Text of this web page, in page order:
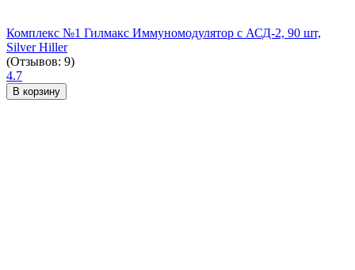
Комплекс №1 Гилмакс Иммуномодулятор с АСД-2, 90 шт,
Silver Hiller
(Отзывов: 9)
4.7
В корзину